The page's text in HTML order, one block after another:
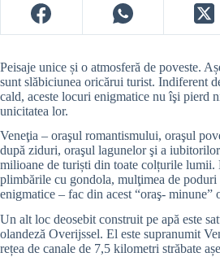
Peisaje unice și o atmosferă de poveste.
sunt slăbiciunea oricărui turist. Indiferent
cald, aceste locuri enigmatice nu îşi pierd
unicitatea lor.
Veneţia – oraşul romantismului, oraşul
după ziduri, oraşul lagunelor şi a iubitorilor
milioane de turiști din toate colțurile lumii.
plimbările cu gondola, mulţimea de poduri
enigmatice – fac din acest “oraş- minune”
Un alt loc deosebit construit pe apă este
olandeză Overijssel. El este supranumit
rețea de canale de 7,5 kilometri străbate